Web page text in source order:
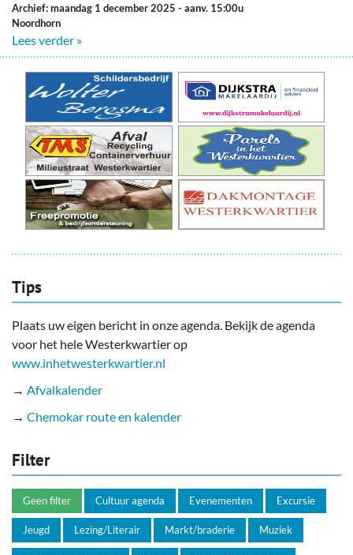
Archief: maandag 1 december 2025 - aanv. 15:00u
Noordhorn
Lees verder »
Tips
Plaats uw eigen bericht in onze agenda. Bekijk de agenda
voor het hele Westerkwartier op
www.inhetwesterkwartier.nl
→ Afvalkalender
→ Chemokar route en kalender
Filter
Geen filter Cultuur agenda Evenementen Excursie
Jeugd Lezing/Literair Markt/braderie Muziek